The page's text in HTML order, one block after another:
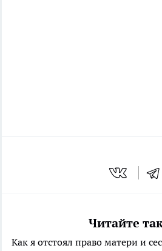
Читайте
Как я отстоял право матери и